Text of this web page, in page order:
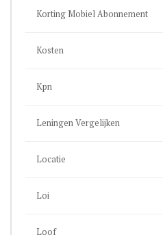
Korting Mobiel Abonnement
Kosten
Kpn
Leningen Vergelijken
Locatie
Loi
Loof